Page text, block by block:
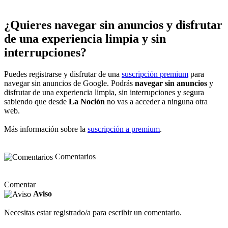
¿Quieres navegar sin anuncios y disfrutar
de una experiencia limpia y sin
interrupciones?
Puedes registrarse y disfrutar de una suscripción premium para
navegar sin anuncios de Google. Podrás navegar sin anuncios y
disfrutar de una experiencia limpia, sin interrupciones y segura
sabiendo que desde La Noción no vas a acceder a ninguna otra
web.
Más información sobre la suscripción a premium.
Comentarios
Comentar
Aviso
Necesitas estar registrado/a para escribir un comentario.